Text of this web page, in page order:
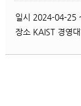
일시 2024-04-25
장소 KAIST 경영